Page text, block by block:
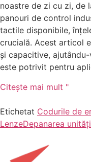
noastre de zi cu zi, de
panouri de control
tactile disponibile,
crucială. Acest articol
și capacitive,
este potrivit pentru
Citeşte mai mult "
Etichetat Codurile de
LenzeDepanarea